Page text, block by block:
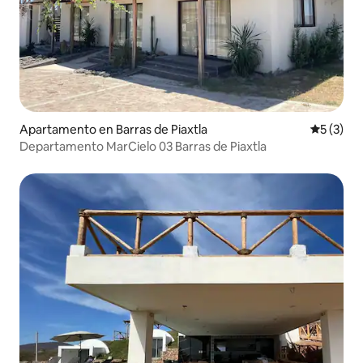
Apartamento en Barras de Piaxtla
5 (3)
Departamento MarCielo 03 Barras de Piaxtla